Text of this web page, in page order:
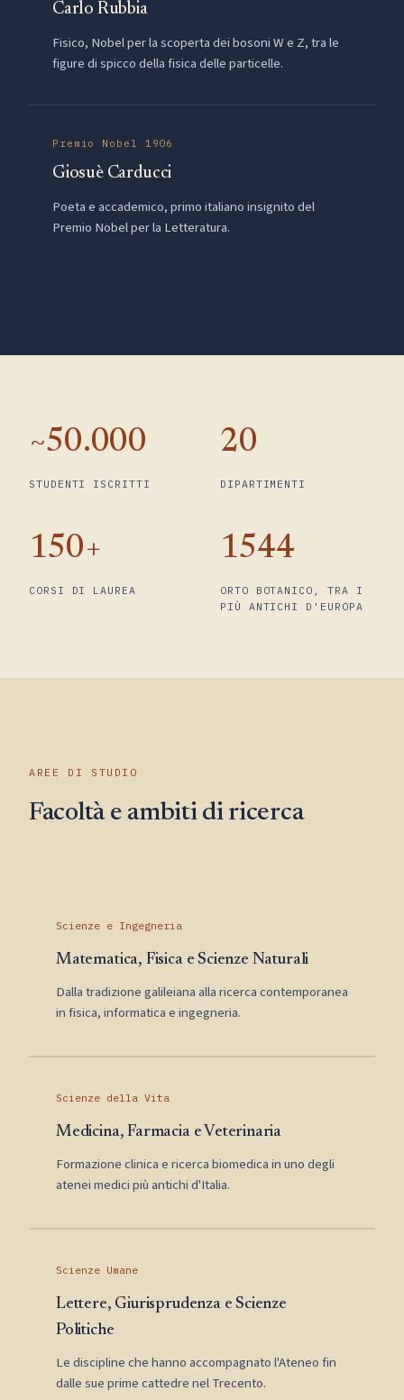
Carlo Rubbia
Fisico, Nobel per la scoperta dei bosoni W e Z, tra le
figure di spicco della fisica delle particelle.
Premio Nobel 1906
Giosuè Carducci
Poeta e accademico, primo italiano insignito del
Premio Nobel per la Letteratura.
~50.000
STUDENTI ISCRITTI
20
DIPARTIMENTI
150+
CORSI DI LAUREA
1544
ORTO BOTANICO, TRA I
PIÙ ANTICHI D'EUROPA
AREE DI STUDIO
Facoltà e ambiti di ricerca
Scienze e Ingegneria
Matematica, Fisica e Scienze Naturali
Dalla tradizione galileiana alla ricerca contemporanea
in fisica, informatica e ingegneria.
Scienze della Vita
Medicina, Farmacia e Veterinaria
Formazione clinica e ricerca biomedica in uno degli
atenei medici più antichi d'Italia.
Scienze Umane
Lettere, Giurisprudenza e Scienze
Politiche
Le discipline che hanno accompagnato l'Ateneo fin
dalle sue prime cattedre nel Trecento.